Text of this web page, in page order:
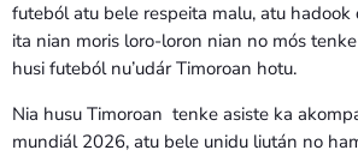
futeból atu bele respeita malu, atu hadook
ita nian moris loro-loron nian no mós
husi futeból nu’udár Timoroan hotu.
Nia husu Timoroan tenke asiste ka
mundiál 2026, atu bele unidu liután no